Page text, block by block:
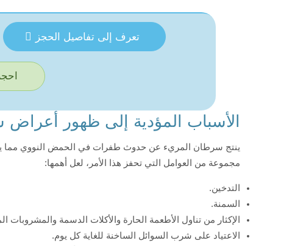
تعرف إلى تفاصيل الحجز
الأسباب المؤدية إلى ظهور
ينتج سرطان المريء عن حدوث طفرات في الحمض النووي مما
مجموعة من العوامل التي تحفز هذا الأمر، لعل أهمها:
التدخين.
السمنة.
الإكثار من تناول الأطعمة الحارة والأكلات الدسمة والمشروبات
الاعتياد على شرب السوائل الساخنة للغاية كل يوم.